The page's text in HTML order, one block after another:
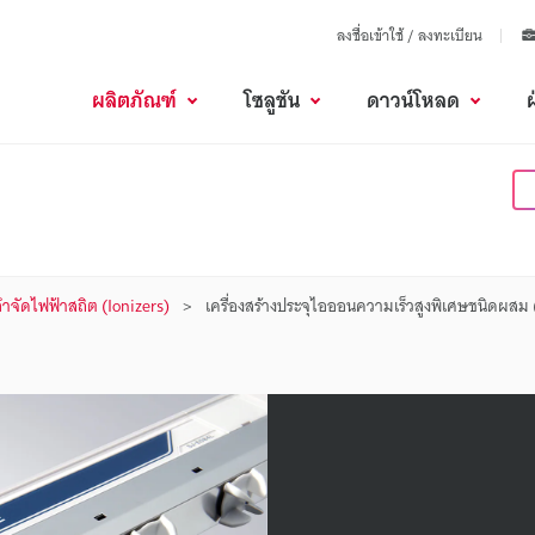
ลงชื่อเข้าใช้ / ลงทะเบียน
ผลิตภัณฑ์ โซลูชัน ดาวน์โหลด
ำจัดไฟฟ้าสถิต (Ionizers) เครื่องสร้างประจุไอออนความเร็วสูงพิเศษชนิดผส